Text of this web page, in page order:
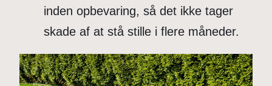
inden opbevaring, så det ikke tager
skade af at stå stille i flere måneder.